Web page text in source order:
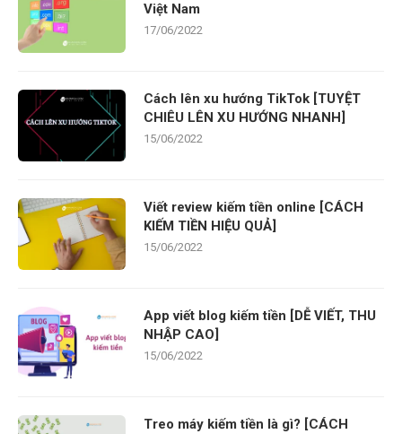
Việt Nam
17/06/2022
Cách lên xu hướng TikTok [TUYỆT
CHIÊU LÊN XU HƯỚNG NHANH]
15/06/2022
Viết review kiếm tiền online [CÁCH
KIẾM TIỀN HIỆU QUẢ]
15/06/2022
App viết blog kiếm tiền [DỄ VIẾT, THU
NHẬP CAO]
15/06/2022
Treo máy kiếm tiền là gì? [CÁCH